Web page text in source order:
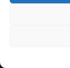
Sede operativa:
Partita Iva